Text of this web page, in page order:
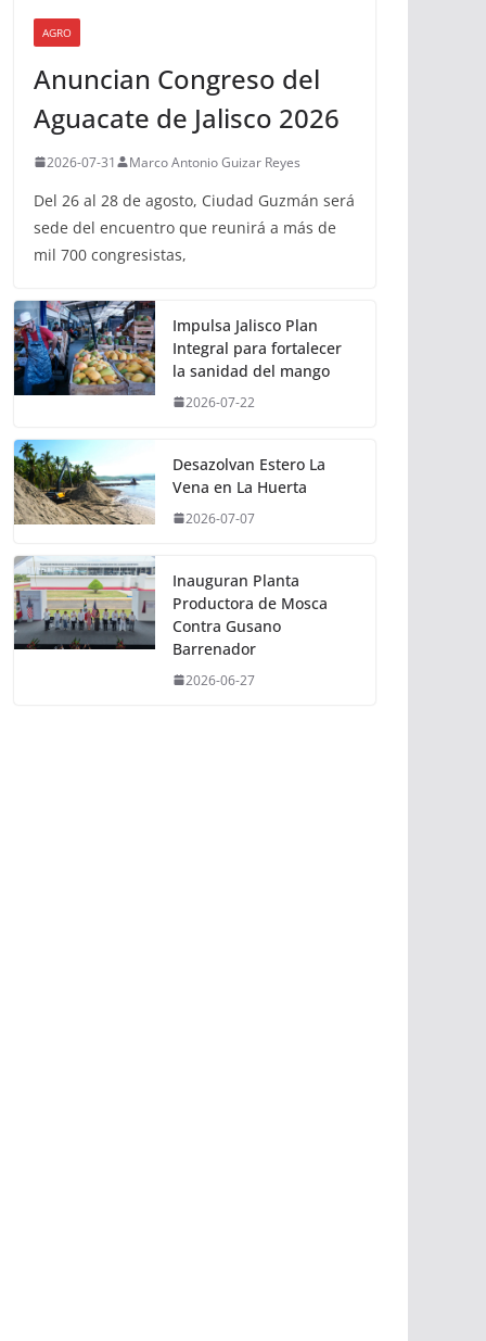
AGRO
Anuncian Congreso del
Aguacate de Jalisco 2026
2026-07-31 Marco Antonio Guizar Reyes
Del 26 al 28 de agosto, Ciudad Guzmán será
sede del encuentro que reunirá a más de
mil 700 congresistas,
Impulsa Jalisco Plan
Integral para fortalecer
la sanidad del mango
2026-07-22
Desazolvan Estero La
Vena en La Huerta
2026-07-07
Inauguran Planta
Productora de Mosca
Contra Gusano
Barrenador
2026-06-27